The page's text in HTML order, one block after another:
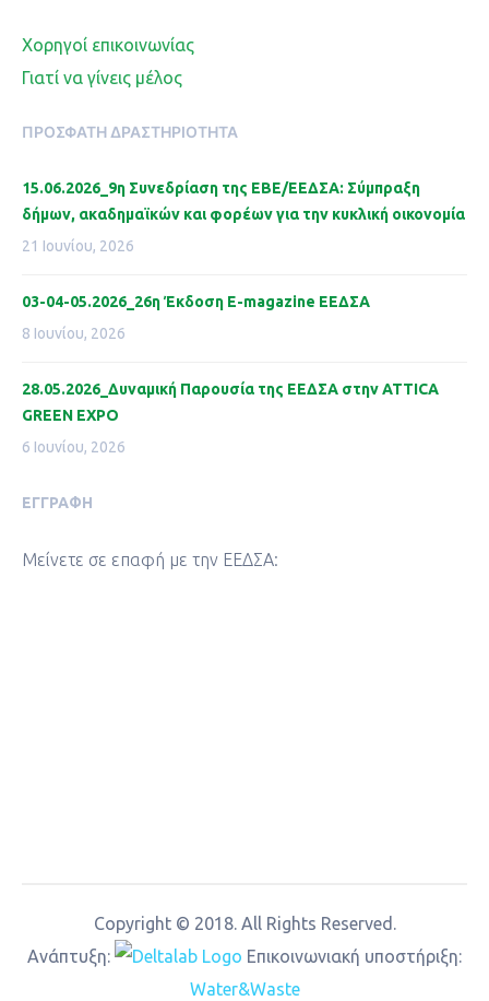
Χορηγοί επικοινωνίας
Γιατί να γίνεις μέλος
ΠΡΌΣΦΑΤΗ ΔΡΑΣΤΗΡΙΌΤΗΤΑ
15.06.2026_9η Συνεδρίαση της ΕΒΕ/ΕΕΔΣΑ: Σύμπραξη
δήμων, ακαδημαϊκών και φορέων για την κυκλική οικονομία
21 Ιουνίου, 2026
03-04-05.2026_26η Έκδοση Ε-magazine ΕΕΔΣΑ
8 Ιουνίου, 2026
28.05.2026_Δυναμική Παρουσία της ΕΕΔΣΑ στην ATTICA
GREEN EXPO
6 Ιουνίου, 2026
ΕΓΓΡΑΦΉ
Μείνετε σε επαφή με την ΕΕΔΣΑ:
Copyright © 2018. All Rights Reserved.
Aνάπτυξη:
Επικοινωνιακή υποστήριξη:
Water&Waste